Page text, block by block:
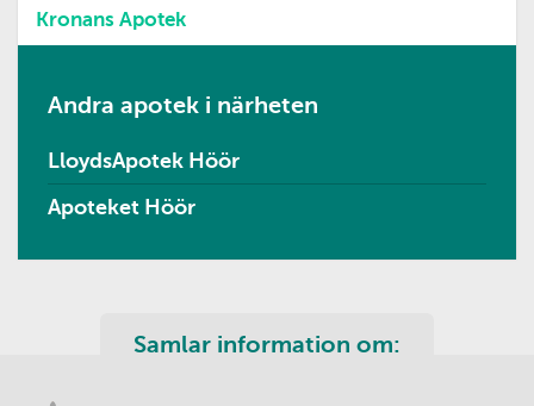
Kronans Apotek
Andra apotek i närheten
LloydsApotek Höör
Apoteket Höör
Samlar information om: